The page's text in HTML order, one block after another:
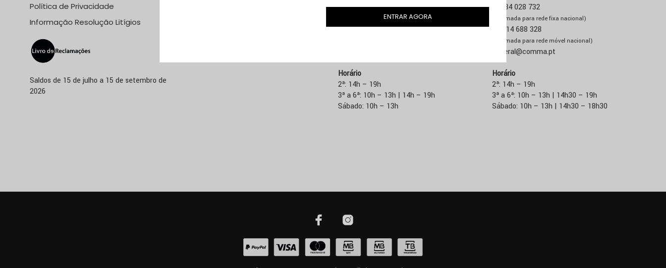
Política de Privacidade
Informação Resolução Litígios
Saldos de 15 de julho a 15 de setembro de
2026
T:234 603 020
(Chamada para rede fixa nacional)
M:917 514 271
Horário
2ª: 14h – 19h
3ª a 6ª: 10h – 13h | 14h – 19h
Sábado: 10h – 13h
234 028 732
(Chamada para rede fixa nacional)
914 688 328
(Chamada para rede móvel nacional)
geral@comma.pt
Horário
2ª: 14h – 19h
3ª a 6ª: 10h – 13h | 14h30 – 19h
Sábado: 10h – 13h | 14h30 – 18h30
ENTRAR AGORA